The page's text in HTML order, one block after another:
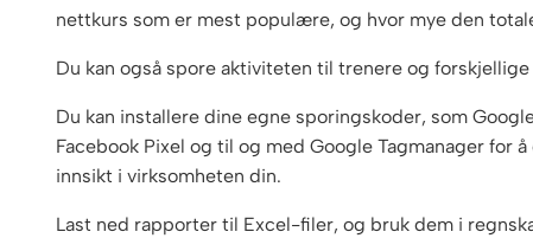
nettkurs som er mest populære, og hvor mye den
Du kan også spore aktiviteten til trenere og forskjellige
Du kan installere dine egne sporingskoder, som
Facebook Pixel og til og med Google Tagmanager for
innsikt i virksomheten din.
Last ned rapporter til Excel-filer, og bruk dem i